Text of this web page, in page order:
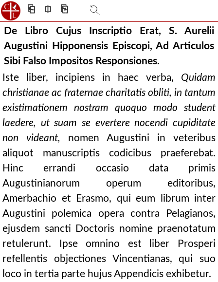
⎗ ⎅ ⎘
De Libro Cujus Inscriptio Erat, S. Aurelii
Augustini Hipponensis Episcopi, Ad Articulos
Sibi Falso Impositos Responsiones.
Iste liber, incipiens in haec verba, Quidam
christianae ac fraternae charitatis obliti, in tantum
existimationem nostram quoquo modo student
laedere, ut suam se evertere nocendi cupiditate
non videant, nomen Augustini in veteribus
aliquot manuscriptis codicibus praeferebat.
Hinc errandi occasio data primis
Augustinianorum operum editoribus,
Amerbachio et Erasmo, qui eum librum inter
Augustini polemica opera contra Pelagianos,
ejusdem sancti Doctoris nomine praenotatum
retulerunt. Ipse omnino est liber Prosperi
refellentis objectiones Vincentianas, qui suo
loco in tertia parte hujus Appendicis exhibetur.